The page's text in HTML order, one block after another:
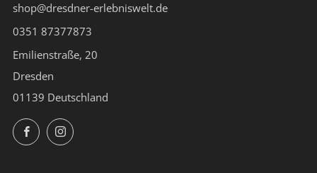
shop@dresdner-erlebniswelt.de
0351 87377873
Emilienstraße, 20
Dresden
01139 Deutschland
FacebookInstagram